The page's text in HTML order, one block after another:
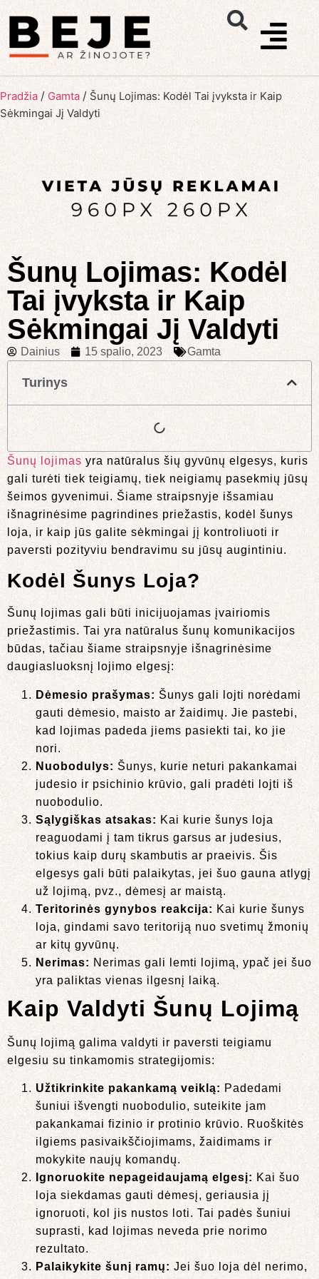
Pradžia / Gamta / Šunų Lojimas: Kodėl Tai įvyksta ir Kaip
Sėkmingai Jį Valdyti
Šunų Lojimas: Kodėl
Tai įvyksta ir Kaip
Sėkmingai Jį Valdyti
Dainius 15 spalio, 2023 Gamta
Turinys
Šunų lojimas yra natūralus šių gyvūnų elgesys, kuris
gali turėti tiek teigiamų, tiek neigiamų pasekmių jūsų
šeimos gyvenimui. Šiame straipsnyje išsamiau
išnagrinėsime pagrindines priežastis, kodėl šunys
loja, ir kaip jūs galite sėkmingai jį kontroliuoti ir
paversti pozityviu bendravimu su jūsų augintiniu.
Kodėl Šunys Loja?
Šunų lojimas gali būti inicijuojamas įvairiomis
priežastimis. Tai yra natūralus šunų komunikacijos
būdas, tačiau šiame straipsnyje išnagrinėsime
daugiasluoksnį lojimo elgesį:
Dėmesio prašymas: Šunys gali lojti norėdami
gauti dėmesio, maisto ar žaidimų. Jie pastebi,
kad lojimas padeda jiems pasiekti tai, ko jie
nori.
Nuobodulys: Šunys, kurie neturi pakankamai
judesio ir psichinio krūvio, gali pradėti lojti iš
nuobodulio.
Sąlygiškas atsakas: Kai kurie šunys loja
reaguodami į tam tikrus garsus ar judesius,
tokius kaip durų skambutis ar praeivis. Šis
elgesys gali būti palaikytas, jei šuo gauna atlygį
už lojimą, pvz., dėmesį ar maistą.
Teritorinės gynybos reakcija: Kai kurie šunys
loja, gindami savo teritoriją nuo svetimų žmonių
ar kitų gyvūnų.
Nerimas: Nerimas gali lemti lojimą, ypač jei šuo
yra paliktas vienas ilgesnį laiką.
Kaip Valdyti Šunų Lojimą
Šunų lojimą galima valdyti ir paversti teigiamu
elgesiu su tinkamomis strategijomis:
Užtikrinkite pakankamą veiklą: Padedami
šuniui išvengti nuobodulio, suteikite jam
pakankamai fizinio ir protinio krūvio. Ruoškitės
ilgiems pasivaikščiojimams, žaidimams ir
mokykite naujų komandų.
Ignoruokite nepageidaujamą elgesį: Kai šuo
loja siekdamas gauti dėmesį, geriausia jį
ignoruoti, kol jis nustos loti. Tai padės šuniui
suprasti, kad lojimas neveda prie norimo
rezultato.
Palaikykite šunį ramų: Jei šuo loja dėl nerimo,